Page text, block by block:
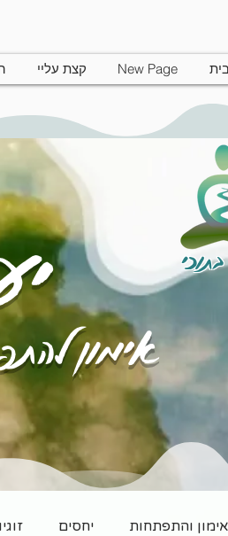
New Page קצת עליי
אימון
אימון והתפתחות יחסים